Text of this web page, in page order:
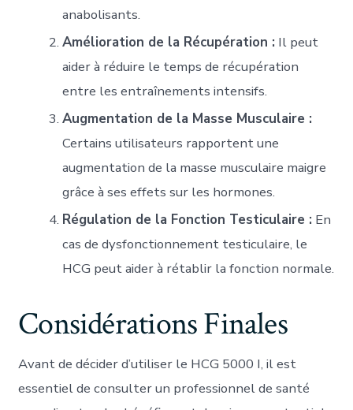
anabolisants.
Amélioration de la Récupération : Il peut
aider à réduire le temps de récupération
entre les entraînements intensifs.
Augmentation de la Masse Musculaire :
Certains utilisateurs rapportent une
augmentation de la masse musculaire maigre
grâce à ses effets sur les hormones.
Régulation de la Fonction Testiculaire : En
cas de dysfonctionnement testiculaire, le
HCG peut aider à rétablir la fonction normale.
Considérations Finales
Avant de décider d’utiliser le HCG 5000 I, il est
essentiel de consulter un professionnel de santé